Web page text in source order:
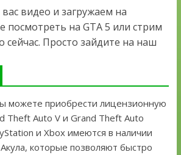
видео и загружаем на
посмотреть на GTA 5 или стрим
сейчас. Просто зайдите на наш
можете приобрести лицензионную
Theft Auto V и Grand Theft Auto
и Xbox имеются в наличии
которые позволяют быстро